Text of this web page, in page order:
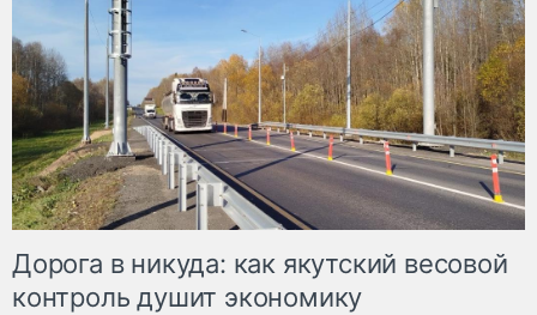
Дорога в никуда: как якутский весовой
контроль душит экономику